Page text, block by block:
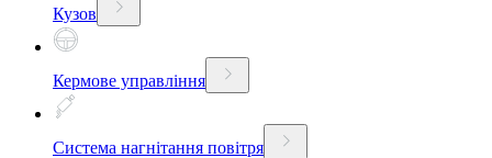
Кузов
Кермове управління
Система нагнітання повітря